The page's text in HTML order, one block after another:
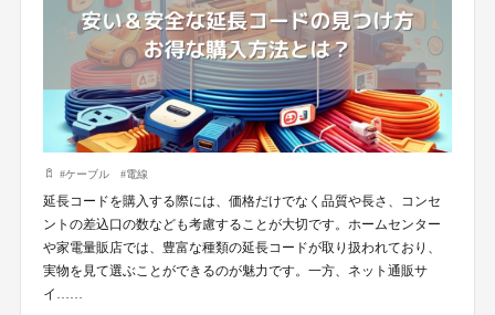
#ケーブル #電線
延長コードを購入する際には、価格だけでなく品質や長さ、コンセ
ントの差込口の数なども考慮することが大切です。ホームセンター
や家電量販店では、豊富な種類の延長コードが取り扱われており、
実物を見て選ぶことができるのが魅力です。一方、ネット通販サ
イ……